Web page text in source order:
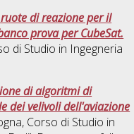
di reazione per il
prova per CubeSat.
di Studio in Ingegneria
di algoritmi di
dei velivoli dell'aviazione
Corso di Studio in